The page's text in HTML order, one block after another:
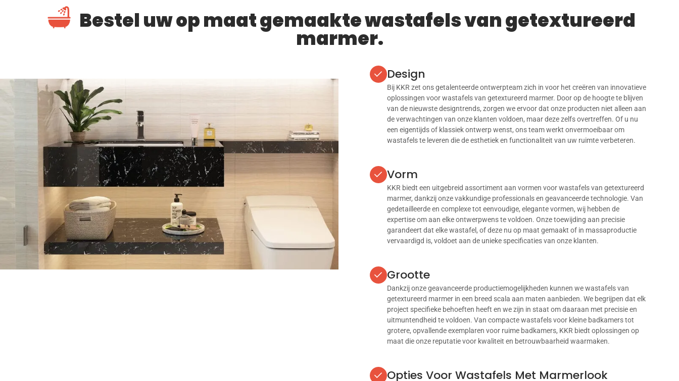
Bestel uw op maat gemaakte wastafels van getextureerd
marmer.
Design
Bij KKR zet ons getalenteerde ontwerpteam zich in voor het creëren van innovatieve
oplossingen voor wastafels van getextureerd marmer. Door op de hoogte te blijven
van de nieuwste designtrends, zorgen we ervoor dat onze producten niet alleen aan
de verwachtingen van onze klanten voldoen, maar deze zelfs overtreffen. Of u nu
een eigentijds of klassiek ontwerp wenst, ons team werkt onvermoeibaar om
wastafels te leveren die de esthetiek en functionaliteit van uw ruimte verbeteren.
Vorm
KKR biedt een uitgebreid assortiment aan vormen voor wastafels van getextureerd
marmer, dankzij onze vakkundige professionals en geavanceerde technologie. Van
gedetailleerde en complexe tot eenvoudige, elegante vormen, wij hebben de
expertise om aan elke ontwerpwens te voldoen. Onze toewijding aan precisie
garandeert dat elke wastafel, of deze nu op maat gemaakt of in massaproductie
vervaardigd is, voldoet aan de unieke specificaties van onze klanten.
Grootte
Dankzij onze geavanceerde productiemogelijkheden kunnen we wastafels van
getextureerd marmer in een breed scala aan maten aanbieden. We begrijpen dat elk
project specifieke behoeften heeft en we zijn in staat om daaraan met precisie en
uitmuntendheid te voldoen. Van compacte wastafels voor kleine badkamers tot
grotere, opvallende exemplaren voor ruime badkamers, KKR biedt oplossingen op
maat die onze reputatie voor kwaliteit en betrouwbaarheid waarmaken.
Opties Voor Wastafels Met Marmerlook